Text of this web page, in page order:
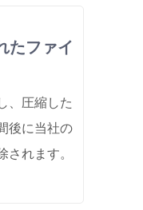
たファイ
、圧縮した
後に当社の
れます。